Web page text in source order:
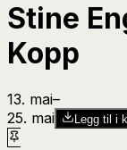
Stine
Kopp
13. mai–​
25. mai
Legg til i